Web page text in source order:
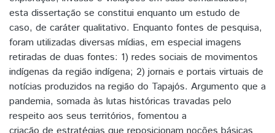
esta dissertação se constitui enquanto um estudo de
caso, de caráter qualitativo. Enquanto fontes de pesquisa,
foram utilizadas diversas mídias, em especial imagens
retiradas de duas fontes: 1) redes sociais de movimentos
indígenas da região indígena; 2) jornais e portais virtuais de
notícias produzidos na região do Tapajós. Argumento que a
pandemia, somada às lutas históricas travadas pelo
respeito aos seus territórios, fomentou a